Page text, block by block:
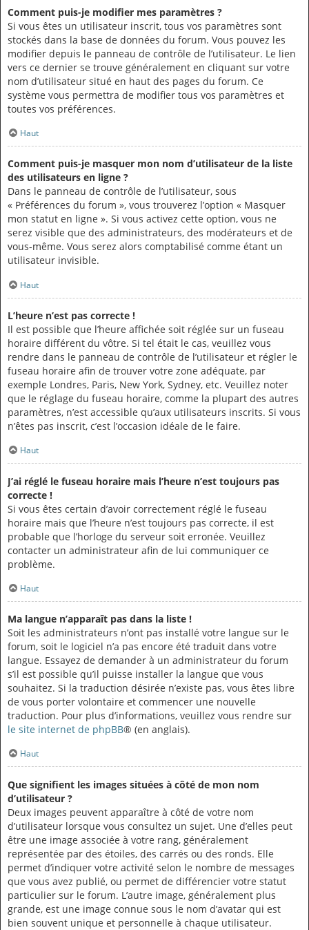
Comment puis-je modifier mes paramètres ?
Si vous êtes un utilisateur inscrit, tous vos paramètres sont
stockés dans la base de données du forum. Vous pouvez les
modifier depuis le panneau de contrôle de l’utilisateur. Le lien
vers ce dernier se trouve généralement en cliquant sur votre
nom d’utilisateur situé en haut des pages du forum. Ce
système vous permettra de modifier tous vos paramètres et
toutes vos préférences.
Haut
Comment puis-je masquer mon nom d’utilisateur de la liste
des utilisateurs en ligne ?
Dans le panneau de contrôle de l’utilisateur, sous
« Préférences du forum », vous trouverez l’option « Masquer
mon statut en ligne ». Si vous activez cette option, vous ne
serez visible que des administrateurs, des modérateurs et de
vous-même. Vous serez alors comptabilisé comme étant un
utilisateur invisible.
Haut
L’heure n’est pas correcte !
Il est possible que l’heure affichée soit réglée sur un fuseau
horaire différent du vôtre. Si tel était le cas, veuillez vous
rendre dans le panneau de contrôle de l’utilisateur et régler le
fuseau horaire afin de trouver votre zone adéquate, par
exemple Londres, Paris, New York, Sydney, etc. Veuillez noter
que le réglage du fuseau horaire, comme la plupart des autres
paramètres, n’est accessible qu’aux utilisateurs inscrits. Si vous
n’êtes pas inscrit, c’est l’occasion idéale de le faire.
Haut
J’ai réglé le fuseau horaire mais l’heure n’est toujours pas
correcte !
Si vous êtes certain d’avoir correctement réglé le fuseau
horaire mais que l’heure n’est toujours pas correcte, il est
probable que l’horloge du serveur soit erronée. Veuillez
contacter un administrateur afin de lui communiquer ce
problème.
Haut
Ma langue n’apparaît pas dans la liste !
Soit les administrateurs n’ont pas installé votre langue sur le
forum, soit le logiciel n’a pas encore été traduit dans votre
langue. Essayez de demander à un administrateur du forum
s’il est possible qu’il puisse installer la langue que vous
souhaitez. Si la traduction désirée n’existe pas, vous êtes libre
de vous porter volontaire et commencer une nouvelle
traduction. Pour plus d’informations, veuillez vous rendre sur
le site internet de phpBB® (en anglais).
Haut
Que signifient les images situées à côté de mon nom
d’utilisateur ?
Deux images peuvent apparaître à côté de votre nom
d’utilisateur lorsque vous consultez un sujet. Une d’elles peut
être une image associée à votre rang, généralement
représentée par des étoiles, des carrés ou des ronds. Elle
permet d’indiquer votre activité selon le nombre de messages
que vous avez publié, ou permet de différencier votre statut
particulier sur le forum. L’autre image, généralement plus
grande, est une image connue sous le nom d’avatar qui est
bien souvent unique et personnelle à chaque utilisateur.